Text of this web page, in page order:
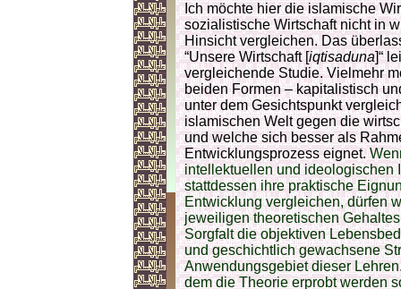
Ich möchte hier die islamische
sozialistische Wirtschaft nicht in
Hinsicht vergleichen. Das
“Unsere Wirtschaft [iqtisaduna]“
vergleichende Studie. Vielmehr
beiden Formen – kapitalistisch
unter dem Gesichtspunkt
islamischen Welt gegen die
und welche sich besser als
Entwicklungsprozess eignet.
intellektuellen und ideologischen
stattdessen ihre praktische
Entwicklung vergleichen, dürfen
jeweiligen theoretischen
Sorgfalt die objektiven
und geschichtlich gewachsene
Anwendungsgebiet dieser
dem die Theorie erprobt werden